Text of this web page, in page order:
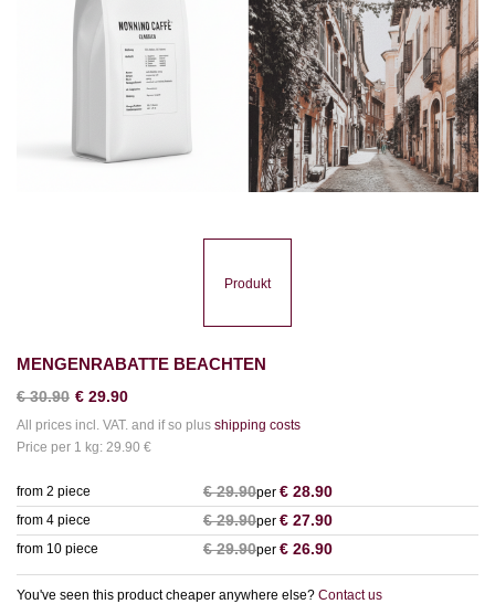
Produkt
MENGENRABATTE BEACHTEN
€30.90 € 29.90
All prices incl. VAT. and if so plus shipping costs
Price per 1 kg: 29.90 €
from 2 piece €29.90per € 28.90
from 4 piece €29.90per € 27.90
from 10 piece €29.90per € 26.90
You've seen this product cheaper anywhere else? Contact us